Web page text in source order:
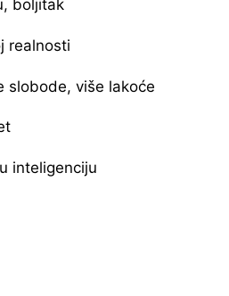
boljitak
realnosti
slobode, više lakoće
inteligenciju